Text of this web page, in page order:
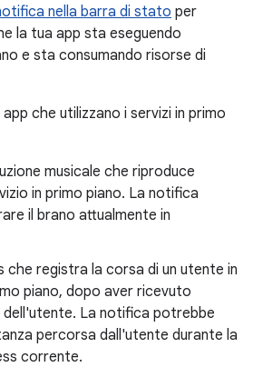
nella barra di stato per
la tua app sta eseguendo
e sta consumando risorse di
che utilizzano i servizi in primo
musicale che riproduce
in primo piano. La notifica
il brano attualmente in
che registra la corsa di un utente in
piano, dopo aver ricevuto
La notifica potrebbe
percorsa dall'utente durante la
corrente.